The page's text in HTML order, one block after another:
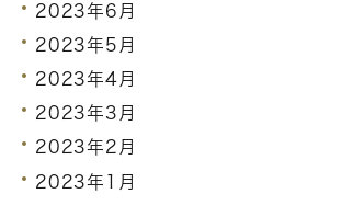
2023年6月
2023年5月
2023年4月
2023年3月
2023年2月
2023年1月